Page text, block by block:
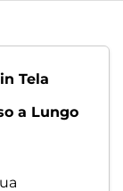
Tela
a Lungo